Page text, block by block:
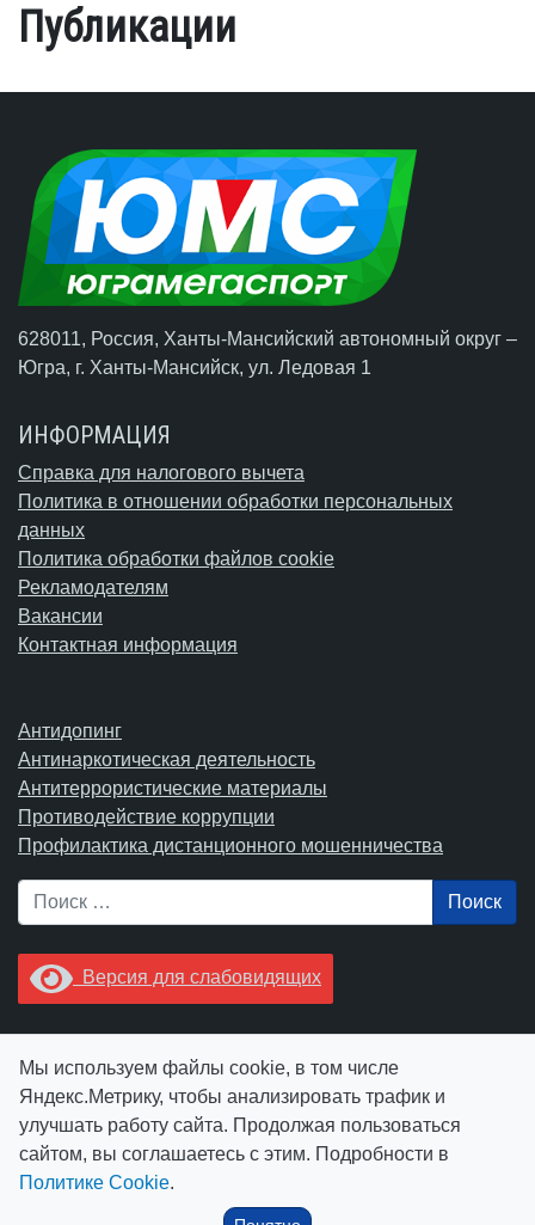
Публикации
628011, Россия, Ханты-Мансийский автономный округ –
Югра, г. Ханты-Мансийск, ул. Ледовая 1
ИНФОРМАЦИЯ
Справка для налогового вычета
Политика в отношении обработки персональных
данных
Политика обработки файлов cookie
Рекламодателям
Вакансии
Контактная информация
Антидопинг
Антинаркотическая деятельность
Антитеррористические материалы
Противодействие коррупции
Профилактика дистанционного мошенничества
Поиск
Версия для слабовидящих
Ctrl+Enter.
© АУ "ЮграМегаСпорт" 2026
Мы используем файлы cookie, в том числе
Яндекс.Метрику, чтобы анализировать трафик и
улучшать работу сайта. Продолжая пользоваться
сайтом, вы соглашаетесь с этим. Подробности в
Политике Cookie.